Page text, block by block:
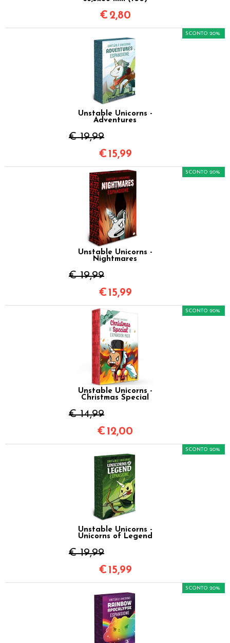
€ 2,80
Unstable Unicorns -
Adventures
€ 19,99
SCONTO 20%
€ 15,99
Unstable Unicorns -
Nightmares
€ 19,99
SCONTO 20%
€ 15,99
Unstable Unicorns -
Christmas Special
€ 14,99
SCONTO 20%
€ 12,00
Unstable Unicorns -
Unicorns of Legend
€ 19,99
SCONTO 20%
€ 15,99
SCONTO 20%